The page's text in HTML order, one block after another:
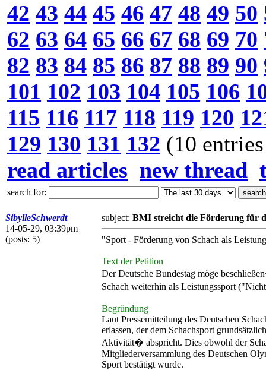
42 43 44 45 46 47 48 49 50
62 63 64 65 66 67 68 69 70
82 83 84 85 86 87 88 89 90
101 102 103 104 105 106
115 116 117 118 119 120
129 130 131 132 (10
read articles new thread
search for:
SibylleSchwerdt
14-05-29, 03:39pm
(posts: 5)
subject: BMI streicht die Förderung für
"Sport - Förderung von Schach als
Text der Petition
Der Deutsche Bundestag möge
Schach weiterhin als Leistungssport
Begründung
Laut Pressemitteilung des Deutschen
erlassen, der dem Schachsport
Aktivität� abspricht. Dies obwohl der
Mitgliederversammlung des Deutschen
Sport bestätigt wurde.